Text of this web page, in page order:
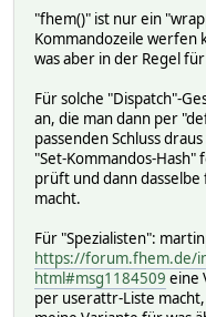
"fhem()" ist nur ein
Kommandozeile werfen
was aber in der Regel
Für solche "Dispatch"-
an, die man dann per
passenden Schluss
"Set-Kommandos-Hash"
prüft und dann
macht.
Für "Spezialisten":
https://forum.fhem.de/
html#msg1184509 eine
per userattr-Liste